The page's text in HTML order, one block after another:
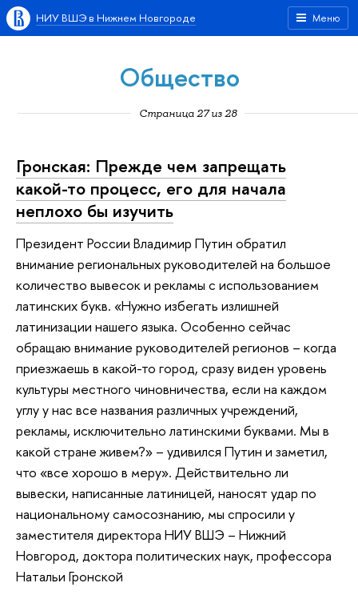
Меню
НИУ ВШЭ в Нижнем Новгороде
Общество
Страница 27 из 28
Гронская: Прежде чем запрещать
какой-то процесс, его для начала
неплохо бы изучить
Президент России Владимир Путин обратил
внимание региональных руководителей на большое
количество вывесок и рекламы с использованием
латинских букв. «Нужно избегать излишней
латинизации нашего языка. Особенно сейчас
обращаю внимание руководителей регионов – когда
приезжаешь в какой-то город, сразу виден уровень
культуры местного чиновничества, если на каждом
углу у нас все названия различных учреждений,
рекламы, исключительно латинскими буквами. Мы в
какой стране живем?» – удивился Путин и заметил,
что «все хорошо в меру». Действительно ли
вывески, написанные латиницей, наносят удар по
национальному самосознанию, мы спросили у
заместителя директора НИУ ВШЭ – Нижний
Новгород, доктора политических наук, профессора
Натальи Гронской